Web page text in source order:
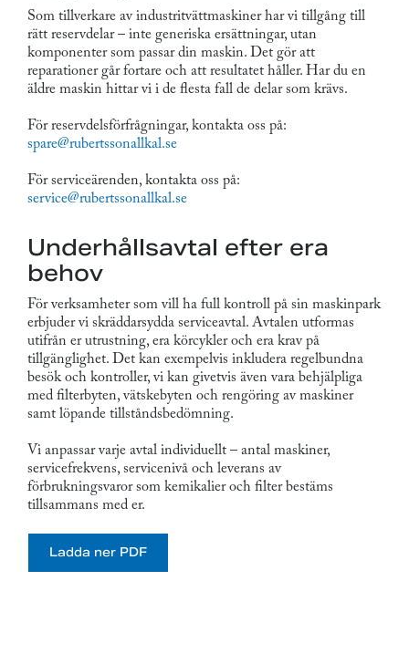
Som tillverkare av industritvättmaskiner har vi tillgång till
rätt reservdelar – inte generiska ersättningar, utan
komponenter som passar din maskin. Det gör att
reparationer går fortare och att resultatet håller. Har du en
äldre maskin hittar vi i de flesta fall de delar som krävs.
För reservdelsförfrågningar, kontakta oss på:
spare@rubertssonallkal.se
För serviceärenden, kontakta oss på:
service@rubertssonallkal.se
Underhållsavtal efter era
behov
För verksamheter som vill ha full kontroll på sin maskinpark
erbjuder vi skräddarsydda serviceavtal. Avtalen utformas
utifrån er utrustning, era körcykler och era krav på
tillgänglighet. Det kan exempelvis inkludera regelbundna
besök och kontroller, vi kan givetvis även vara behjälpliga
med filterbyten, vätskebyten och rengöring av maskiner
samt löpande tillståndsbedömning.
Vi anpassar varje avtal individuellt – antal maskiner,
servicefrekvens, servicenivå och leverans av
förbrukningsvaror som kemikalier och filter bestäms
tillsammans med er.
Ladda ner PDF